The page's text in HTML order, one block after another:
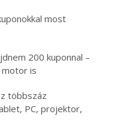
most
200 kuponnal –
is
többszáz
PC, projektor,